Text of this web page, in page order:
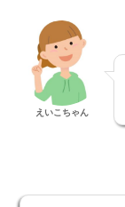
えいこちゃん